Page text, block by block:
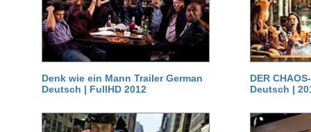
Denk wie ein Mann Trailer German
Deutsch | FullHD 2012
DER
Deutsch |